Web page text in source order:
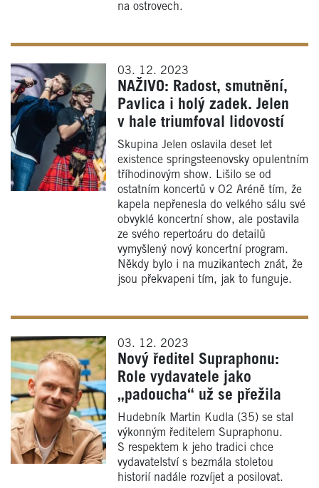
na ostrovech.
03. 12. 2023
NAŽIVO: Radost, smutnění,
Pavlica i holý zadek. Jelen
v hale triumfoval lidovostí
Skupina Jelen oslavila deset let
existence springsteenovsky opulentním
tříhodinovým show. Lišilo se od
ostatním koncertů v O2 Aréně tím, že
kapela nepřenesla do velkého sálu své
obvyklé koncertní show, ale postavila
ze svého repertoáru do detailů
vymyšlený nový koncertní program.
Někdy bylo i na muzikantech znát, že
jsou překvapeni tím, jak to funguje.
03. 12. 2023
Nový ředitel Supraphonu:
Role vydavatele jako
„padoucha“ už se přežila
Hudebník Martin Kudla (35) se stal
výkonným ředitelem Supraphonu.
S respektem k jeho tradici chce
vydavatelství s bezmála stoletou
historií nadále rozvíjet a posilovat.